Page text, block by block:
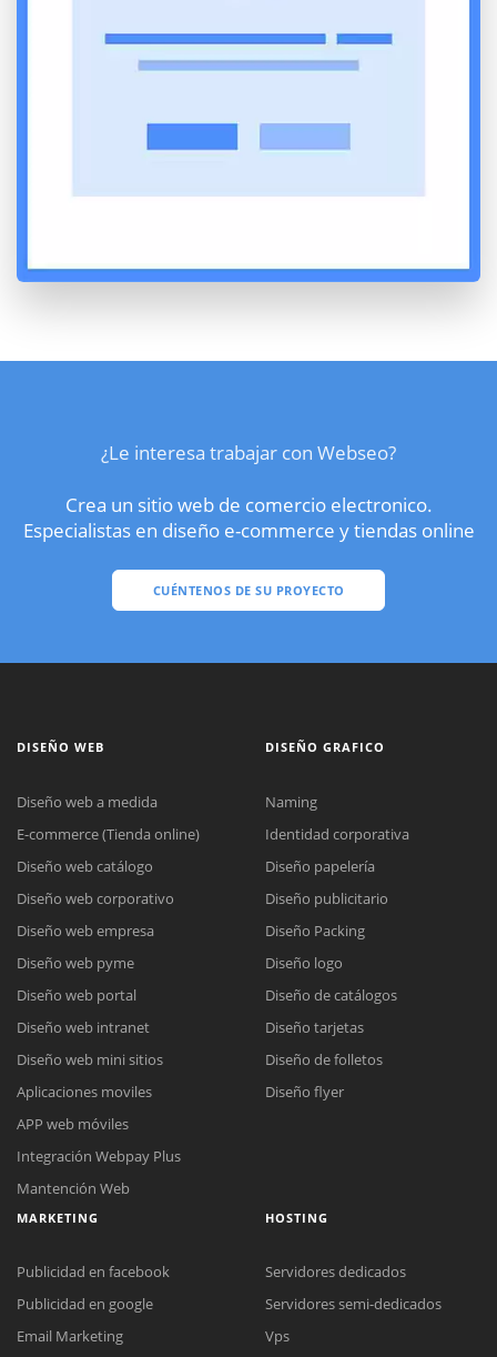
¿Le interesa trabajar con Webseo?
Crea un sitio web de comercio electronico.
Especialistas en diseño e-commerce y tiendas online
CUÉNTENOS DE SU PROYECTO
DISEÑO WEB
Diseño web a medida
E-commerce (Tienda online)
Diseño web catálogo
Diseño web corporativo
Diseño web empresa
Diseño web pyme
Diseño web portal
Diseño web intranet
Diseño web mini sitios
Aplicaciones moviles
APP web móviles
Integración Webpay Plus
Mantención Web
DISEÑO GRAFICO
Naming
Identidad corporativa
Diseño papelería
Diseño publicitario
Diseño Packing
Diseño logo
Diseño de catálogos
Diseño tarjetas
Diseño de folletos
Diseño flyer
MARKETING
Publicidad en facebook
Publicidad en google
Email Marketing
HOSTING
Servidores dedicados
Servidores semi-dedicados
Vps